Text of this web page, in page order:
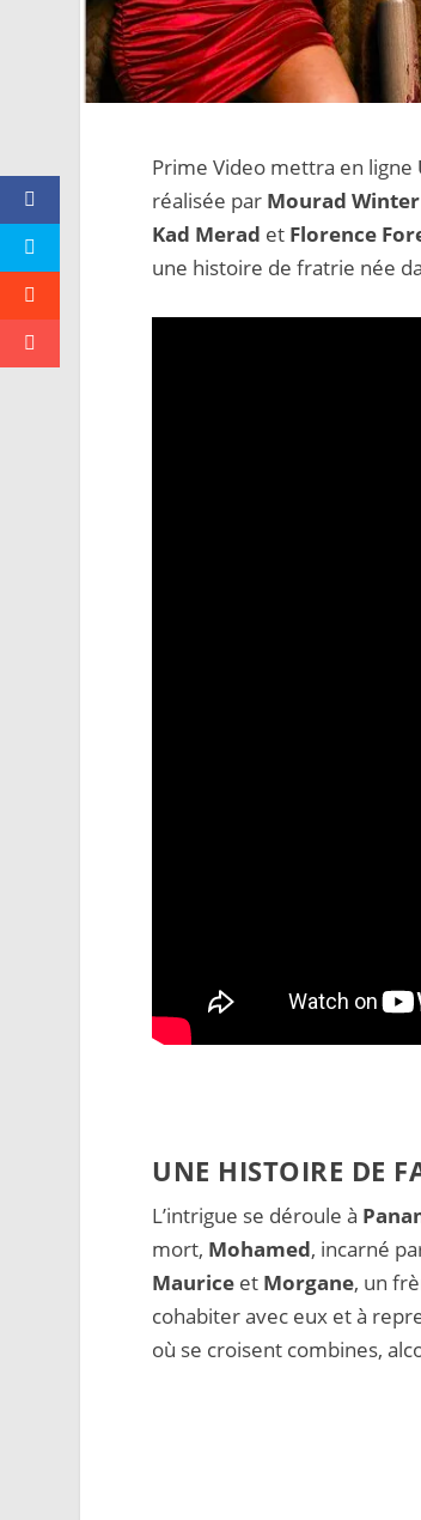
Prime Video mettra en ligne
réalisée par Mourad Winter
Kad Merad et Florence
une histoire de fratrie née
UNE HISTOIRE DE
L’intrigue se déroule à
mort, Mohamed, incarné
Maurice et Morgane, un
cohabiter avec eux et à
où se croisent combines,